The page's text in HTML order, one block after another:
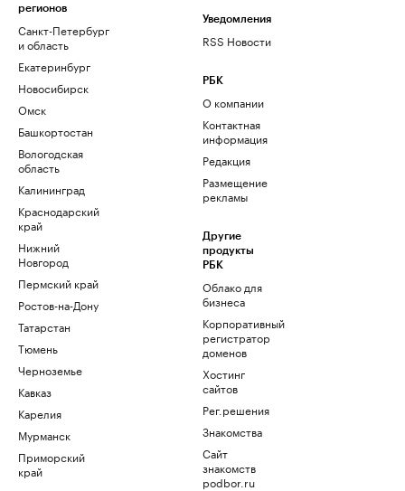
регионов
Санкт-Петербург
и область
Екатеринбург
Новосибирск
Омск
Башкортостан
Вологодская
область
Калининград
Краснодарский
край
Нижний
Новгород
Пермский край
Ростов-на-Дону
Татарстан
Тюмень
Черноземье
Кавказ
Карелия
Мурманск
Приморский
край
Уведомления
RSS Новости
РБК
О компании
Контактная
информация
Редакция
Размещение
рекламы
Другие
продукты
РБК
Облако для
бизнеса
Корпоративный
регистратор
доменов
Хостинг
сайтов
Рег.решения
Знакомства
Сайт
знакомств
podbor.ru